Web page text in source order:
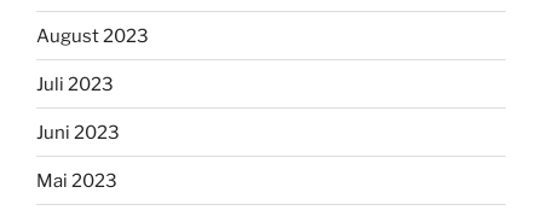
August 2023
Juli 2023
Juni 2023
Mai 2023